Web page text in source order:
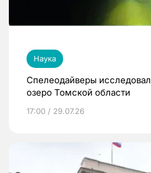
Наука
Спелеодайверы
озеро Томской области
17:00 / 29.07.26